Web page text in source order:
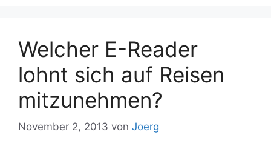
Welcher E-Reader
lohnt sich auf Reisen
mitzunehmen?
November 2, 2013 von Joerg